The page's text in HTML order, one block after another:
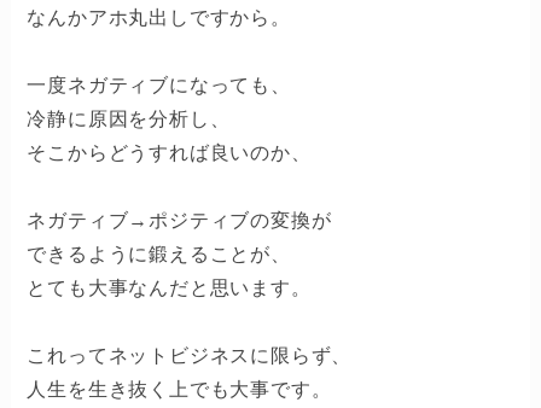
なんかアホ丸出しですから。
一度ネガティブになっても、
冷静に原因を分析し、
そこからどうすれば良いのか、
ネガティブ→ポジティブの変換が
できるように鍛えることが、
とても大事なんだと思います。
これってネットビジネスに限らず、
人生を生き抜く上でも大事です。